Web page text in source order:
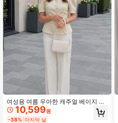
4.73 15K 팔로워
4.73 15K 팔로워
15K 팔로워
4.73
여성용 여름 우아한 캐주얼 베이지 크
림 퍼프 반팔 버튼 허리 밴딩 블레이저
탑, 해변 파티, 휴가, 외출에 적합
10,599원
-38% 마지막 날